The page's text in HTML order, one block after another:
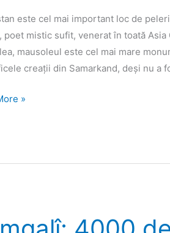
este cel mai important loc de
poet mistic sufit, venerat în toată
mausoleul este cel mai mare
creații din Samarkand, deși nu a
»